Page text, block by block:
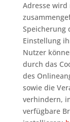
Adresse wird
Speicherung
Einstellung
Nutzer
durch das
des
sowie die
verhindern,
verfügbare